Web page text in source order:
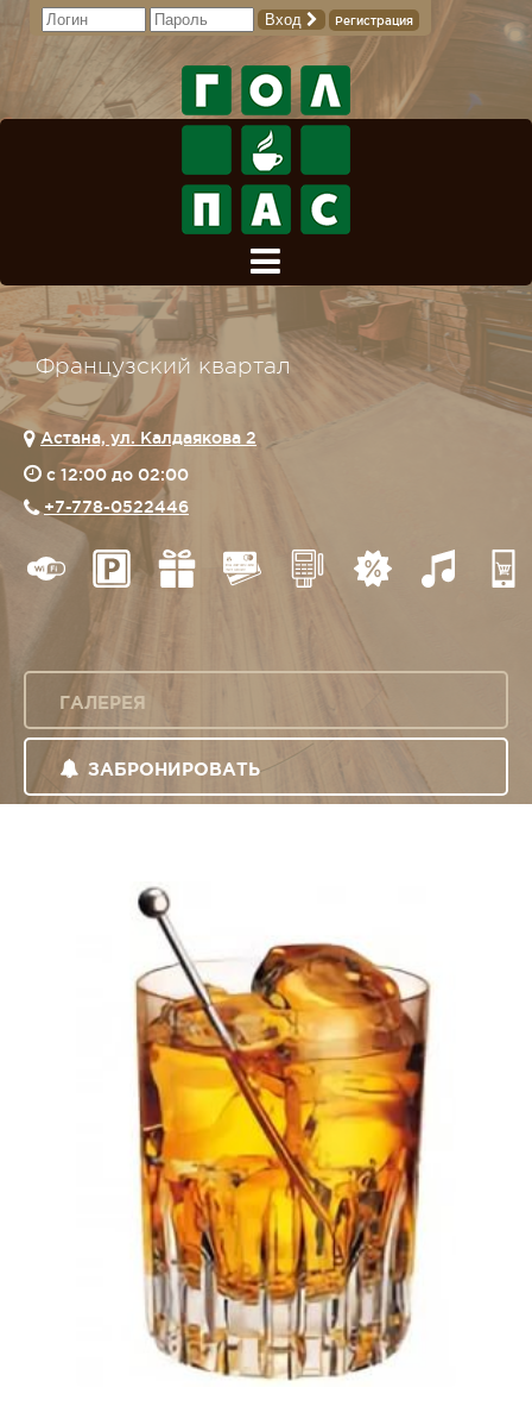
Вход Регистрация
Французский квартал
Астана, ул. Калдаякова 2
c 12:00 до 02:00
+7-778-0522446
ГАЛЕРЕЯ
ЗАБРОНИРОВАТЬ